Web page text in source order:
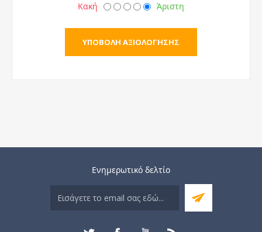
Κακή Άριστη
Ενημερωτικό δελτίο